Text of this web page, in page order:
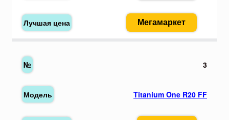
Мегамаркет
3
Titanium One R20 FF